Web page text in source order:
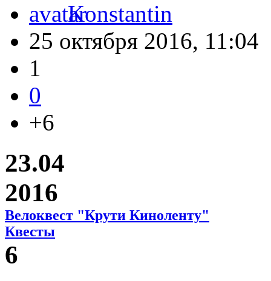
Konstantin
25 октября 2016, 11:04
1
0
+6
23.04
2016
Велоквест "Крути Киноленту"
Квесты
6